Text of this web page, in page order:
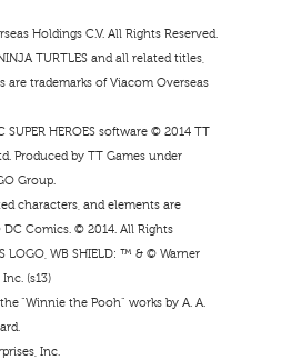
Holdings C.V. All Rights Reserved.
TURTLES and all related titles,
are trademarks of Viacom Overseas
SUPER HEROES software © 2014 TT
Produced by TT Games under
Group.
characters, and elements are
Comics. © 2014. All Rights
LOGO, WB SHIELD: ™ & © Warner
(s13)
“Winnie the Pooh” works by A. A.
Inc.